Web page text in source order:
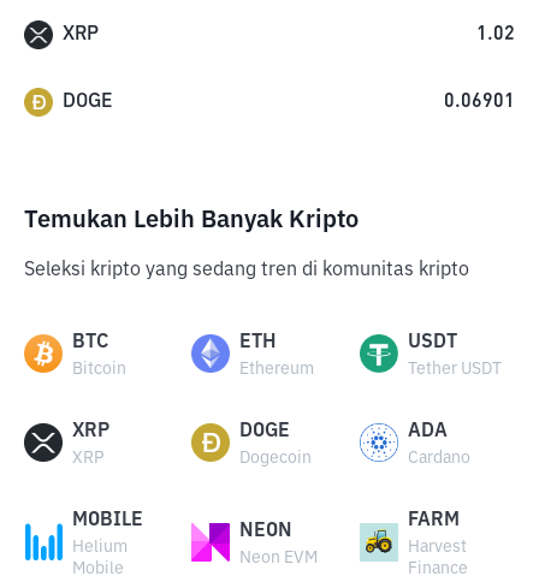
XRP 1.02
DOGE 0.06901
Temukan Lebih Banyak Kripto
Seleksi kripto yang sedang tren di komunitas kripto
BTC
Bitcoin
ETH
Ethereum
USDT
Tether USDT
XRP
XRP
DOGE
Dogecoin
ADA
Cardano
MOBILE
Helium
Mobile
NEON
Neon EVM
FARM
Harvest
Finance